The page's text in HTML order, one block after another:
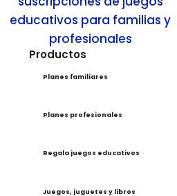
Productos
Planes familiares
Planes profesionales
Regala juegos educativos
Juegos, juguetes y libros